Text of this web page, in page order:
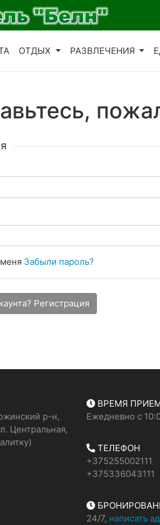
ОТДЫХ РАЗВЛЕЧЕНИЯ
Забыли пароль?
Регистрация
р-н,
Центральная,
ВРЕМЯ
Ежедневно с
ТЕЛЕФОН
+375255002111
+375336043111
24/7, написать